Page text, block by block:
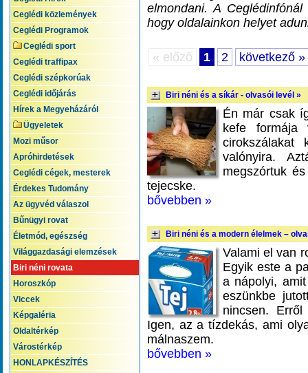
Ceglédi közlemények
Ceglédi Programok
Ceglédi sport
Ceglédi traffipax
Ceglédi szépkorúak
Ceglédi időjárás
Hírek a Megyeházáról
Ügyeletek
Mozi műsor
Apróhirdetések
Ceglédi cégek, mesterek
Érdekes Tudomány
Az ügyvéd válaszol
Bűnügyi rovat
Életmód, egészség
Világgazdasági elemzések
Biri néni rovata
Horoszkóp
Viccek
Képgaléria
Oldaltérkép
Várostérkép
HONLAPKÉSZÍTÉS
elmondani. A
hogy oldalainkon helyet
« előző 1 2 következő »
Biri néni és a síkár - olvasói levél »
Én már csak
kefe formája
cirokszálakat
valónyira.
megszórtuk
tejecske.
bővebben »
Biri néni és a modern élelmek –
Valami el van
Egyik este a
a nápolyi,
eszünkbe
nincsen.
Igen, az a tízdekás, ami
málnaszem.
bővebben »